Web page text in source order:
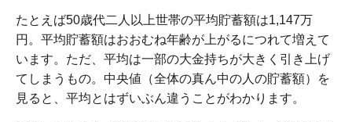
たとえば50歳代二人以上世帯の平均貯蓄額は1,147万
円。平均貯蓄額はおおむね年齢が上がるにつれて増えて
います。ただ、平均は一部の大金持ちが大きく引き上げ
てしまうもの。中央値（全体の真ん中の人の貯蓄額）を
見ると、平均とはずいぶん違うことがわかります。